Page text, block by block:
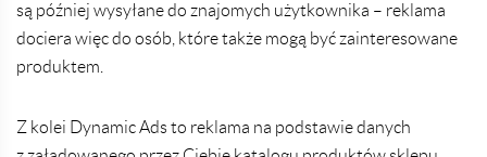
są później wysyłane do znajomych użytkownika – reklama
dociera więc do osób, które także mogą być zainteresowane
produktem.
Z kolei Dynamic Ads to reklama na podstawie danych